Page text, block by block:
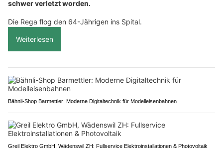
schwer verletzt worden.
Die Rega flog den 64-Jährigen ins Spital.
Weiterlesen
Bähnli-Shop Barmettler: Moderne Digitaltechnik für Modelleisenbahnen
Greil Elektro GmbH, Wädenswil ZH: Fullservice Elektroinstallationen & Photovoltaik